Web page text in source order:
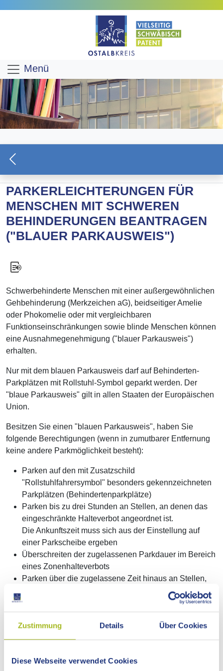
Zustimmung Details Über Cookies
Diese Webseite verwendet Cookies
Menü
PARKERLEICHTERUNGEN FÜR
MENSCHEN MIT SCHWEREN
BEHINDERUNGEN BEANTRAGEN
("BLAUER PARKAUSWEIS")
Schwerbehinderte Menschen mit einer außergewöhnlichen
Gehbehinderung (Merkzeichen aG), beidseitiger Amelie
oder Phokomelie oder mit vergleichbaren
Funktionseinschränkungen sowie blinde Menschen können
eine Ausnahmegenehmigung ("blauer Parkausweis")
erhalten.
Nur mit dem blauen Parkausweis darf auf Behinderten-
Parkplätzen mit Rollstuhl-Symbol geparkt werden. Der
"blaue Parkausweis" gilt in allen Staaten der Europäischen
Union.
Besitzen Sie einen "blauen Parkausweis", haben Sie
folgende Berechtigungen (wenn in zumutbarer Entfernung
keine andere Parkmöglichkeit besteht):
Parken auf den mit Zusatzschild
"Rollstuhlfahrersymbol" besonders gekennzeichneten
Parkplätzen (Behindertenparkplätze)
Parken bis zu drei Stunden an Stellen, an denen das
eingeschränkte Halteverbot angeordnet ist.
Die Ankunftszeit muss sich aus der Einstellung auf
einer Parkscheibe ergeben
Überschreiten der zugelassenen Parkdauer im Bereich
eines Zonenhalteverbots
Parken über die zugelassene Zeit hinaus an Stellen,
nen Parken erlaubt, jedoch durch ein
Zusatzschild eine B
grenzung der Parkzeit angeordnet
ist
Parken während der Ladezeiten in
Fußgängerbereichen, in denen das Be- und Entladen
Parken bis zu drei Stunden auf Parkplätzen für